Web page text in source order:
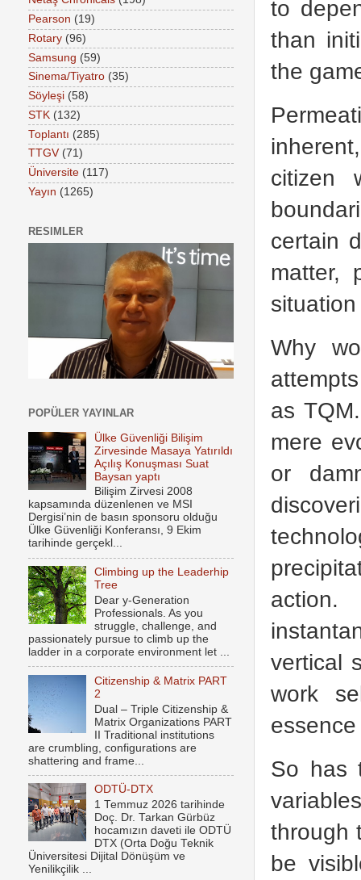
to
than
the
citizen
certain
matter,
Why
as
mere
or
action.
vertical
work
So has
through
be
Pearson (19)
Rotary (96)
Samsung (59)
Sinema/Tiyatro (35)
Söyleşi (58)
STK (132)
Toplantı (285)
TTGV (71)
Üniversite (117)
Yayın (1265)
RESIMLER
POPÜLER YAYINLAR
Ülke Güvenliği Bilişim
Zirvesinde Masaya Yatırıldı
Açılış Konuşması Suat
Baysan yaptı
Bilişim Zirvesi 2008
kapsamında düzenlenen ve MSI
Dergisi’nin de basın sponsoru olduğu
Ülke Güvenliği Konferansı, 9 Ekim
tarihinde gerçekl...
Climbing up the Leaderhip
Tree
Dear y-Generation
Professionals. As you
struggle, challenge, and
passionately pursue to climb up the
ladder in a corporate environment let ...
Citizenship & Matrix PART
2
Dual – Triple Citizenship &
Matrix Organizations PART
II Traditional institutions
are crumbling, configurations are
shattering and frame...
ODTÜ-DTX
1 Temmuz 2026 tarihinde
Doç. Dr. Tarkan Gürbüz
hocamızın daveti ile ODTÜ
DTX (Orta Doğu Teknik
Üniversitesi Dijital Dönüşüm ve
Yenilikçilik ...